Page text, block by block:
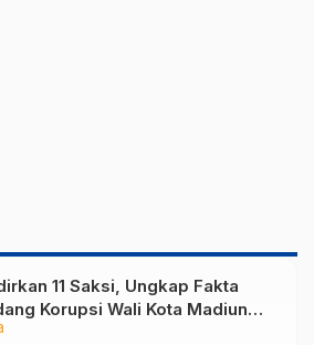
11 Saksi, Ungkap Fakta
Korupsi Wali Kota Madiun